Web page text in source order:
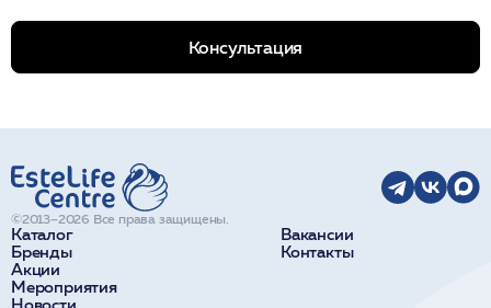
Консультация
Каталог
Бренды
Акции
Мероприятия
Вакансии
Контакты
©2013–2026 Все права защищены.